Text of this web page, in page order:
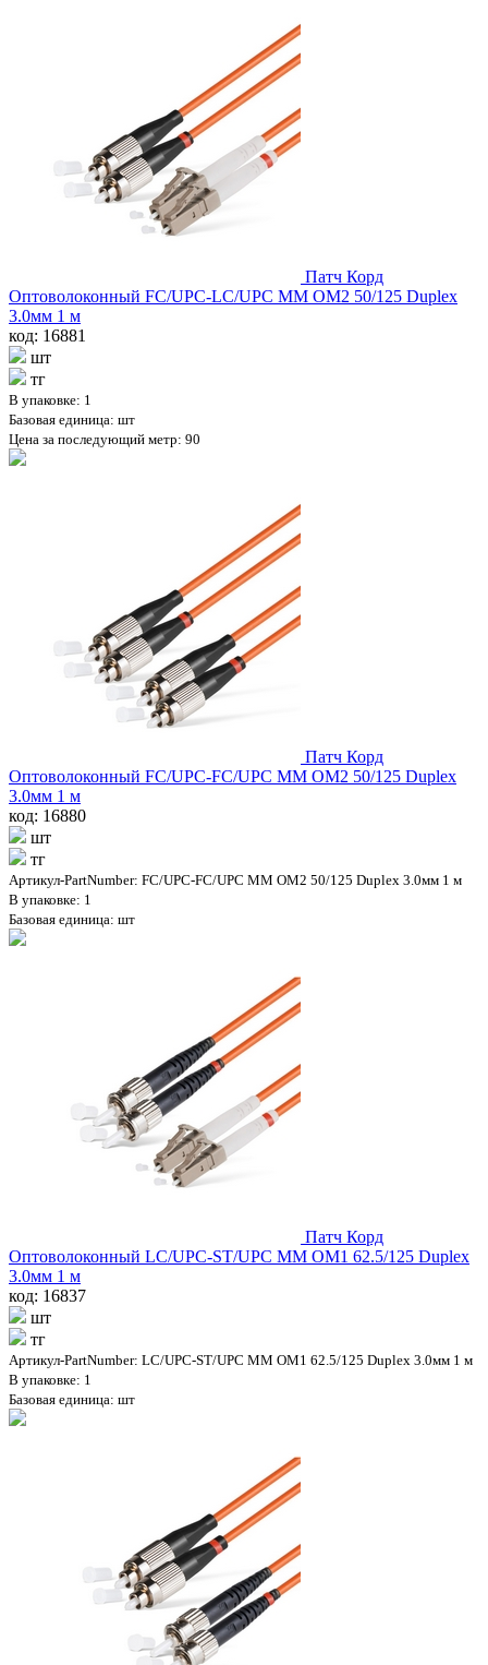
Патч Корд
Оптоволоконный FC/UPC-LC/UPC MM OM2 50/125 Duplex
3.0мм 1 м
код: 16881
шт
тг
В упаковке: 1
Базовая единица: шт
Цена за последующий метр: 90
Патч Корд
Оптоволоконный FC/UPC-FC/UPC MM OM2 50/125 Duplex
3.0мм 1 м
код: 16880
шт
тг
Артикул-PartNumber: FC/UPC-FC/UPC MM OM2 50/125 Duplex 3.0мм 1 м
В упаковке: 1
Базовая единица: шт
Патч Корд
Оптоволоконный LC/UPC-ST/UPC MM OM1 62.5/125 Duplex
3.0мм 1 м
код: 16837
шт
тг
Артикул-PartNumber: LC/UPC-ST/UPC MM OM1 62.5/125 Duplex 3.0мм 1 м
В упаковке: 1
Базовая единица: шт